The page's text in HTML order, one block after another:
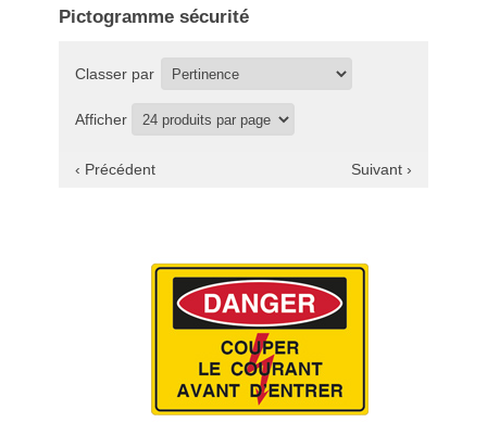
Pictogramme sécurité
Classer par
Afficher
‹ Précédent Suivant ›